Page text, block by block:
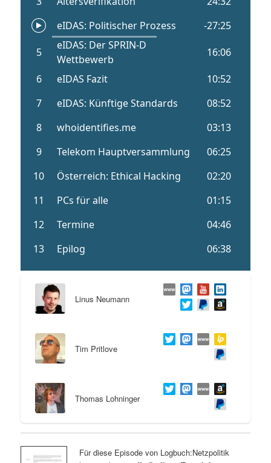
Linus Neumann
Tim Pritlove
Thomas Lohninger
Für diese Episode von Logbuch:Netzpolitik